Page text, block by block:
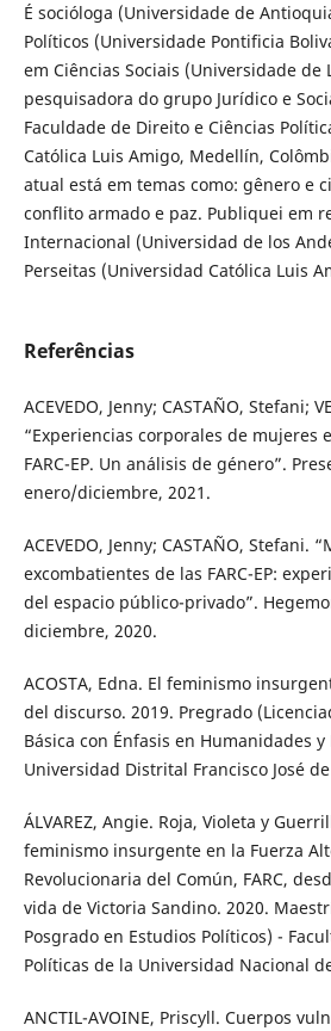
É socióloga (Universidade de
Políticos (Universidade Pontificia
em Ciências Sociais (Universidade de
pesquisadora do grupo Jurídico e
Faculdade de Direito e Ciências
Católica Luis Amigo, Medellín,
atual está em temas como: gênero e
conflito armado e paz. Publiquei em
Internacional (Universidad de los
Perseitas (Universidad Católica Luis
Referências
ACEVEDO, Jenny; CASTAÑO, Stefani;
“Experiencias corporales de mujeres
FARC-EP. Un análisis de género”.
enero/diciembre, 2021.
ACEVEDO, Jenny; CASTAÑO, Stefani.
excombatientes de las FARC-EP:
del espacio público-privado”.
diciembre, 2020.
ACOSTA, Edna. El feminismo
del discurso. 2019. Pregrado
Básica con Énfasis en Humanidades
Universidad Distrital Francisco José
ÁLVAREZ, Angie. Roja, Violeta y
feminismo insurgente en la Fuerza
Revolucionaria del Común, FARC,
vida de Victoria Sandino. 2020.
Posgrado en Estudios Políticos) -
Políticas de la Universidad Nacional
ANCTIL-AVOINE, Priscyll. Cuerpos